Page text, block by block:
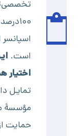
است.
اختیار
تمایل
مؤسسۀ
حمایت